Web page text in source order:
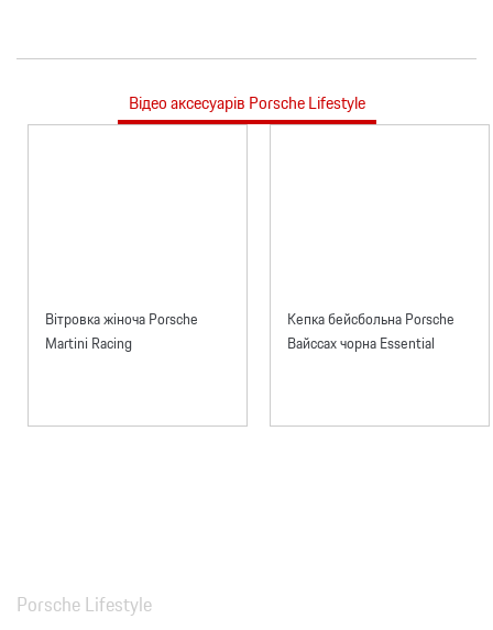
Відео аксесуарів Porsche Lifestyle
Вітровка жіноча Porsche
Martini Racing
Кепка бейсбольна Porsche
Вайссах чорна Essential
Porsche Lifestyle